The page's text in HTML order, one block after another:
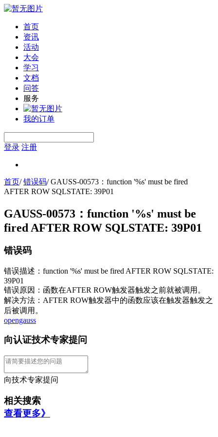
首页
资讯
活动
大会
学习
文档
问答
服务
我的订单
登录 注册
首页/错误码/GAUSS-00573：function '%s' must be fired
AFTER ROW SQLSTATE: 39P01
GAUSS-00573：function '%s' must be
fired AFTER ROW SQLSTATE: 39P01
错误码
错误描述：function '%s' must be fired AFTER ROW SQLSTATE:
39P01
错误原因：函数在AFTER ROW触发器触发之前就被调用。
解决方法：AFTER ROW触发器中的函数应该在触发器触发之
后被调用。
opengauss
向认证技术专家提问
向技术专家提问
相关搜索
查看更多》